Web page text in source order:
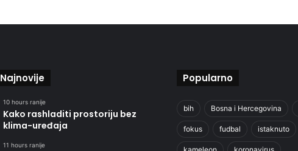
Najnovije
10 hours ranije
Kako rashladiti prostoriju bez
klima-uređaja
11 hours ranije
Popularno
bih Bosna i Hercegovina
fokus fudbal istaknuto